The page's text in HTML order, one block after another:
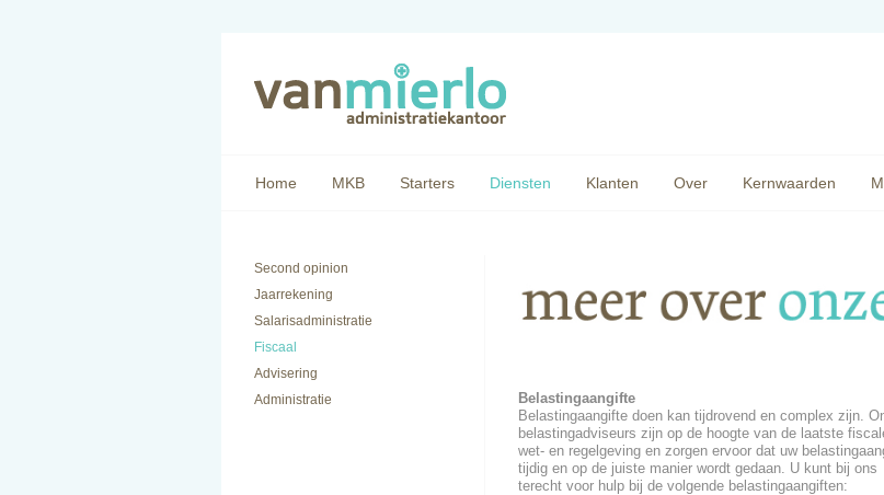
Home MKB Starters Diensten Klanten Over Kernwaarden
Second opinion
Jaarrekening
Salarisadministratie
Fiscaal
Advisering
Administratie
Belastingaangifte
Belastingaangifte doen kan tijdrovend en complex zijn.
belastingadviseurs zijn op de hoogte van de laatste
wet- en regelgeving en zorgen ervoor dat uw
tijdig en op de juiste manier wordt gedaan. U kunt bij ons
terecht voor hulp bij de volgende belastingaangiften: